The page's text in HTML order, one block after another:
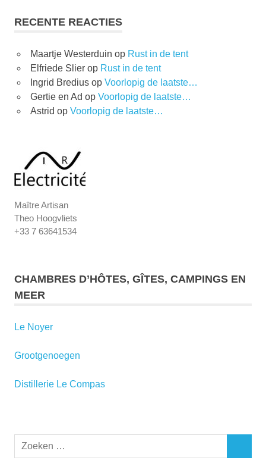
RECENTE REACTIES
Maartje Westerduin op Rust in de tent
Elfriede Slierop Rust in de tent
Ingrid Brediusop Voorlopig de laatste…
Gertie en Ad op Voorlopig de laatste…
Astrid op Voorlopig de laatste…
Maître Artisan
Theo Hoogvliets
+33 7 63641534
CHAMBRES D’HÔTES, GÎTES, CAMPINGS EN
MEER
Le Noyer
Grootgenoegen
Distillerie Le Compas